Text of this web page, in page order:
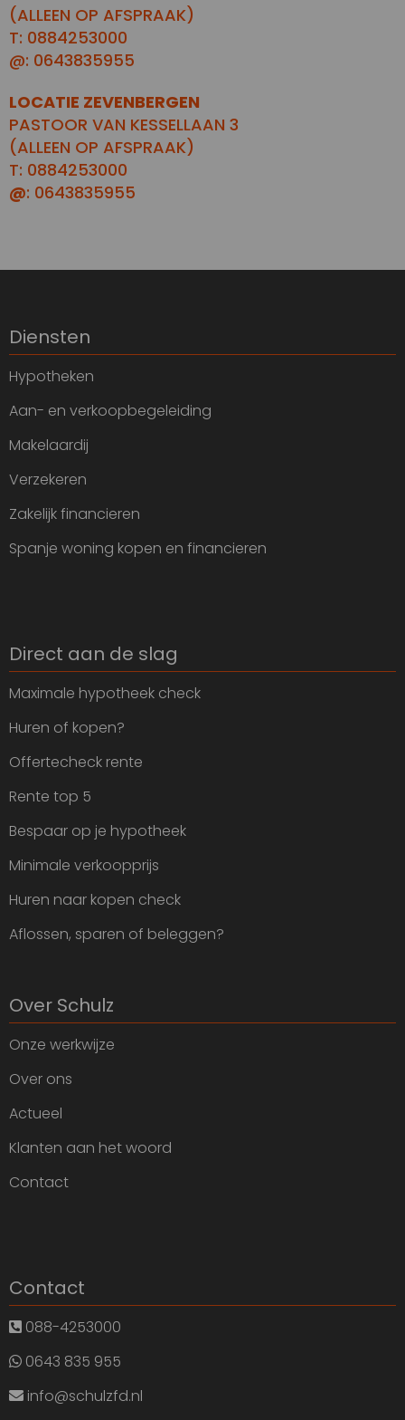
(ALLEEN OP AFSPRAAK)
T: 0884253000
@: 0643835955
LOCATIE ZEVENBERGEN
PASTOOR VAN KESSELLAAN 3
(ALLEEN OP AFSPRAAK)
T: 0884253000
@: 0643835955
Diensten
Hypotheken
Aan- en verkoopbegeleiding
Makelaardij
Verzekeren
Zakelijk financieren
Spanje woning kopen en financieren
Direct aan de slag
Maximale hypotheek check
Huren of kopen?
Offertecheck rente
Rente top 5
Bespaar op je hypotheek
Minimale verkoopprijs
Huren naar kopen check
Aflossen, sparen of beleggen?
Over Schulz
Onze werkwijze
Over ons
Actueel
Klanten aan het woord
Contact
Contact
088-4253000
0643 835 955
info@schulzfd.nl